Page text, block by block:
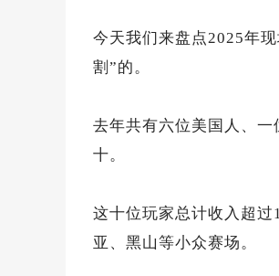
今天我们来盘点2025年
割”的。
去年共有六位美国人、
十。
这十位玩家总计收入超
亚、黑山等小众赛场。